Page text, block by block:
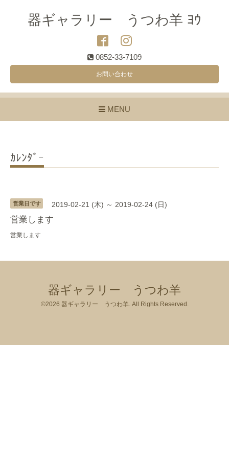
器ギャラリー うつわ羊 ﾖｳ
0852-33-7109
お問い合わせ
MENU
ｶﾚﾝﾀﾞｰ
営業日です 2019-02-21 (木) ～ 2019-02-24 (日)
営業します
営業します
器ギャラリー うつわ羊
©2026 器ギャラリー うつわ羊. All Rights Reserved.